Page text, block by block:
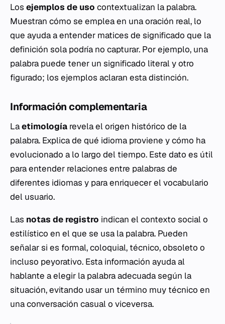
Los ejemplos de uso contextualizan la palabra.
Muestran cómo se emplea en una oración real, lo
que ayuda a entender matices de significado que la
definición sola podría no capturar. Por ejemplo, una
palabra puede tener un significado literal y otro
figurado; los ejemplos aclaran esta distinción.
Información complementaria
Laetimología revela el origen histórico de la
palabra. Explica de qué idioma proviene y cómo ha
evolucionado a lo largo del tiempo. Este dato es útil
para entender relaciones entre palabras de
diferentes idiomas y para enriquecer el vocabulario
del usuario.
Las notas de registro indican el contexto social o
estilístico en el que se usa la palabra. Pueden
señalar si es formal, coloquial, técnico, obsoleto o
incluso peyorativo. Esta información ayuda al
hablante a elegir la palabra adecuada según la
situación, evitando usar un término muy técnico en
una conversación casual o viceversa.